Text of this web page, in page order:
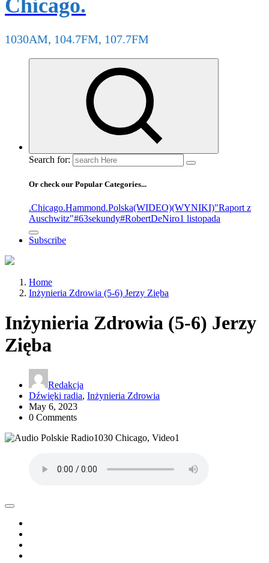
Chicago.
1030AM, 104.7FM, 107.7FM
Search for:
Or check our Popular Categories...
.Chicago.Hammond.Polska(WIDEO)(WYNIKI)"Raport z
Auschwitz"#63sekundy#RobertDeNiro1 listopada
Subscribe
Home
Inżynieria Zdrowia (5-6) Jerzy Zięba
Inżynieria Zdrowia (5-6) Jerzy
Zięba
Redakcja
Dźwięki radia, Inżynieria Zdrowia
May 6, 2023
0 Comments